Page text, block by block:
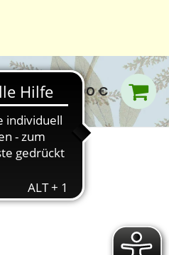
0,00 €